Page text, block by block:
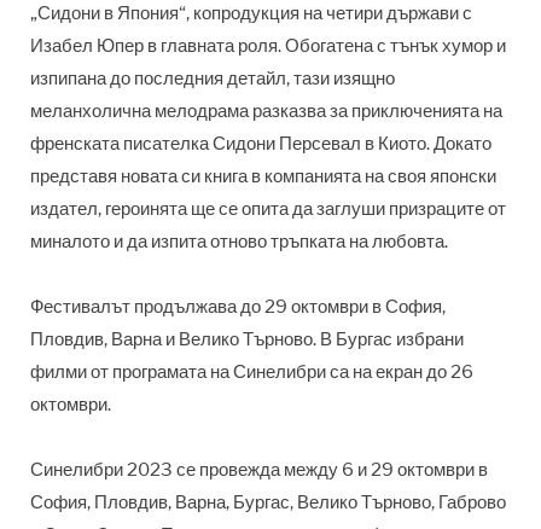
„Сидони в Япония“, копродукция на четири държави с
Изабел Юпер в главната роля. Обогатена с тънък хумор и
изпипана до последния детайл, тази изящно
меланхолична мелодрама разказва за приключенията на
френската писателка Сидони Персевал в Киото. Докато
представя новата си книга в компанията на своя японски
издател, героинята ще се опита да заглуши призраците от
миналото и да изпита отново тръпката на любовта.
Фестивалът продължава до 29 октомври в София,
Пловдив, Варна и Велико Търново. В Бургас избрани
филми от програмата на Синелибри са на екран до 26
октомври.
Синелибри 2023 се провежда между 6 и 29 октомври в
София, Пловдив, Варна, Бургас, Велико Търново, Габрово